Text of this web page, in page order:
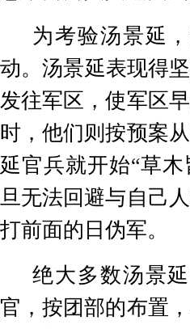
为考验汤景延
动。汤景延表现得
发往军区，使军区
时，他们则按预案
延官兵就开始“草木
旦无法回避与自己
打前面的日伪军。
绝大多数汤景
官，按团部的布置